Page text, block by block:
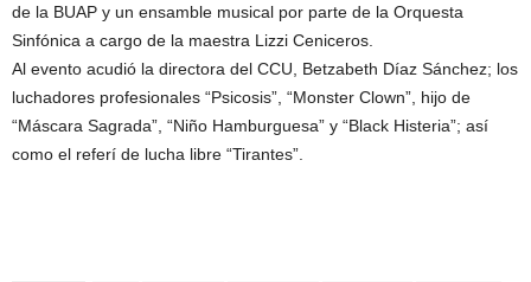
de la BUAP y un ensamble musical por parte de la Orquesta
Sinfónica a cargo de la maestra Lizzi Ceniceros.
Al evento acudió la directora del CCU, Betzabeth Díaz Sánchez; los
luchadores profesionales “Psicosis”, “Monster Clown”, hijo de
“Máscara Sagrada”, “Niño Hamburguesa” y “Black Histeria”; así
como el referí de lucha libre “Tirantes”.